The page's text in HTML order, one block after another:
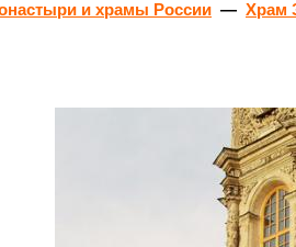
и храмы России — Храм